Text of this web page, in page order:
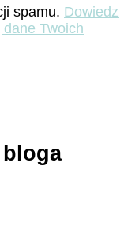
spamu. Dowiedz
Twoich